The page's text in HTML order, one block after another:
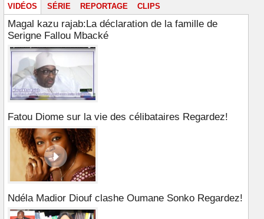
VIDÉOS SÉRIE REPORTAGE CLIPS
Magal kazu rajab:La déclaration de la famille de
Serigne Fallou Mbacké
Fatou Diome sur la vie des célibataires Regardez!
Ndéla Madior Diouf clashe Oumane Sonko Regardez!